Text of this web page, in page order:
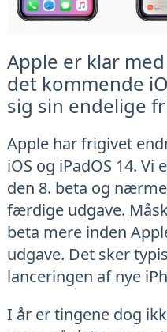
Apple er klar
det kommende
sig sin endelige
Apple har frigivet
iOS og iPadOS 14.
den 8. beta og
færdige udgave.
beta mere inden
udgave. Det sker
lanceringen af nye
I år er tingene dog